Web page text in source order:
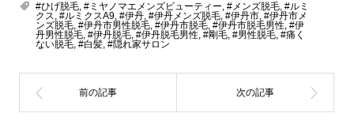
#ひげ脱毛, #ミヤノマエメンズビューティー, #メンズ脱毛, #ルミ
クス, #ルミクスA9, #伊丹, #伊丹メンズ脱毛, #伊丹市, #伊丹市メ
ンズ脱毛, #伊丹市男性脱毛, #伊丹市脱毛, #伊丹市脱毛男性, #伊
丹男性脱毛, #伊丹脱毛, #伊丹脱毛男性, #剛毛, #男性脱毛, #痛く
ない脱毛, #白髪, #隠れ家サロン